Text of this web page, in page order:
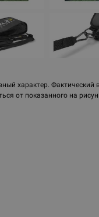
характер. Фактический
от показанного на